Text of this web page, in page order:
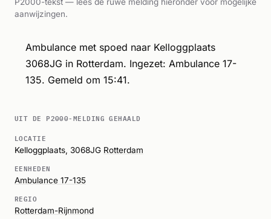
aanwijzingen.
Ambulance met spoed naar Kelloggplaats
3068JG in Rotterdam. Ingezet: Ambulance 17-
135. Gemeld om 15:41.
UIT DE P2000-MELDING GEHAALD
LOCATIE
Kelloggplaats, 3068JG Rotterdam
EENHEDEN
Ambulance 17-135
REGIO
Rotterdam-Rijnmond